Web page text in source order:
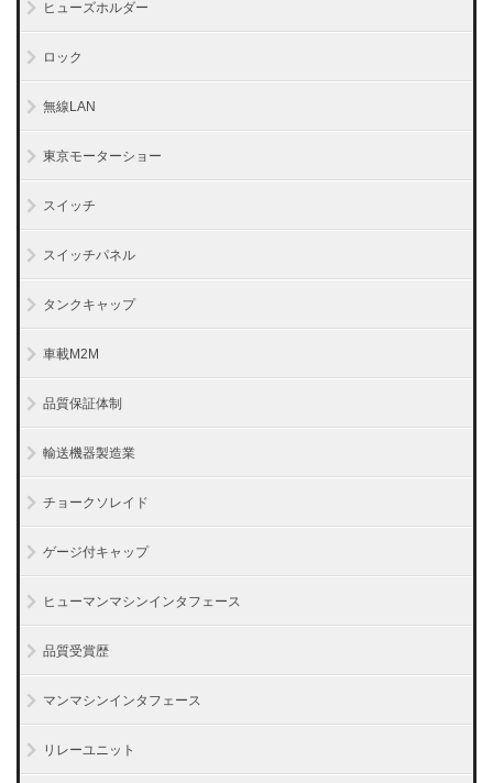
ヒューズホルダー
ロック
無線LAN
東京モーターショー
スイッチ
スイッチパネル
タンクキャップ
車載M2M
品質保証体制
輸送機器製造業
チョークソレイド
ゲージ付キャップ
ヒューマンマシンインタフェース
品質受賞歴
マンマシンインタフェース
リレーユニット